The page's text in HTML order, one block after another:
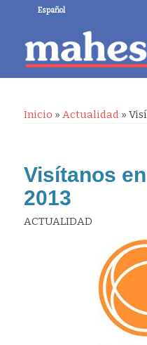
Español
Inicio » Actualidad»
Visítanos
2013
ACTUALIDAD